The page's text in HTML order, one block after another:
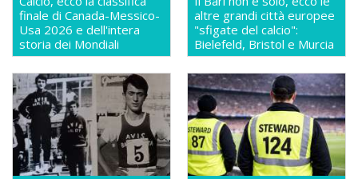
finale di Canada-Messico-
Usa 2026 e dell'intera
storia dei Mondiali
altre grandi città europee
"sfigate del calcio":
Bielefeld, Bristol e Murcia